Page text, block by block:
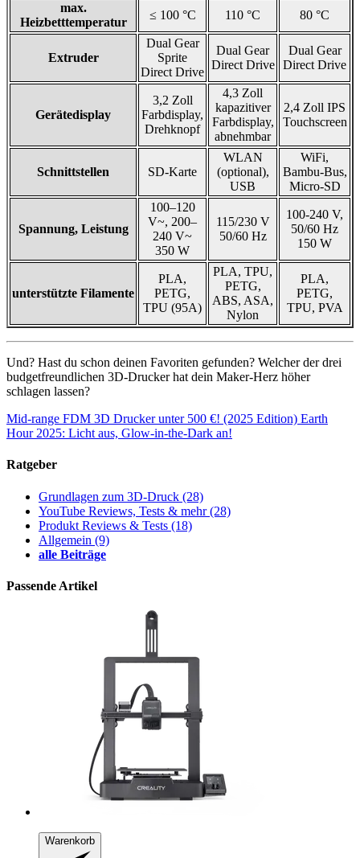
max.
Heizbetttemperatur
≤ 100 °C 110 °C 80 °C
Extruder
Dual Gear
Sprite
Direct Drive
Dual Gear
Direct Drive
Dual Gear
Direct Drive
Gerätedisplay
3,2 Zoll
Farbdisplay,
Drehknopf
4,3 Zoll
kapazitiver
Farbdisplay,
abnehmbar
2,4 Zoll IPS
Touchscreen
Schnittstellen SD-Karte
WLAN
(optional),
USB
WiFi,
Bambu-Bus,
Micro-SD
Spannung, Leistung
100–120
V~, 200–
240 V~
350 W
115/230 V
50/60 Hz
100-240 V,
50/60 Hz
150 W
unterstützte Filamente
PLA,
PETG,
TPU (95A)
PLA, TPU,
PETG,
ABS, ASA,
Nylon
PLA,
PETG,
TPU, PVA
Und? Hast du schon deinen Favoriten gefunden? Welcher der drei
budgetfreundlichen 3D-Drucker hat dein Maker-Herz höher
schlagen lassen?
Mid-range FDM 3D Drucker unter 500 €! (2025 Edition) Earth
Hour 2025: Licht aus, Glow-in-the-Dark an!
Ratgeber
Grundlagen zum 3D-Druck (28)
YouTube Reviews, Tests & mehr(28)
Produkt Reviews & Tests (18)
Allgemein (9)
alle Beiträge
Passende Artikel
Warenkorb